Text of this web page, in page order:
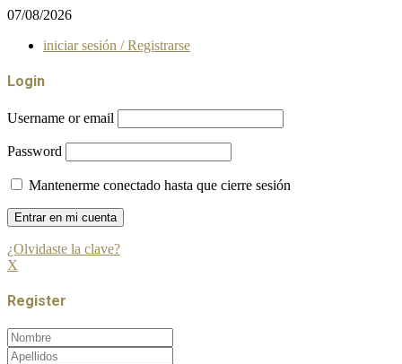
07/08/2026
iniciar sesión / Registrarse
Login
Username or email
Password
Mantenerme conectado hasta que cierre sesión
¿Olvidaste la clave?
X
Register